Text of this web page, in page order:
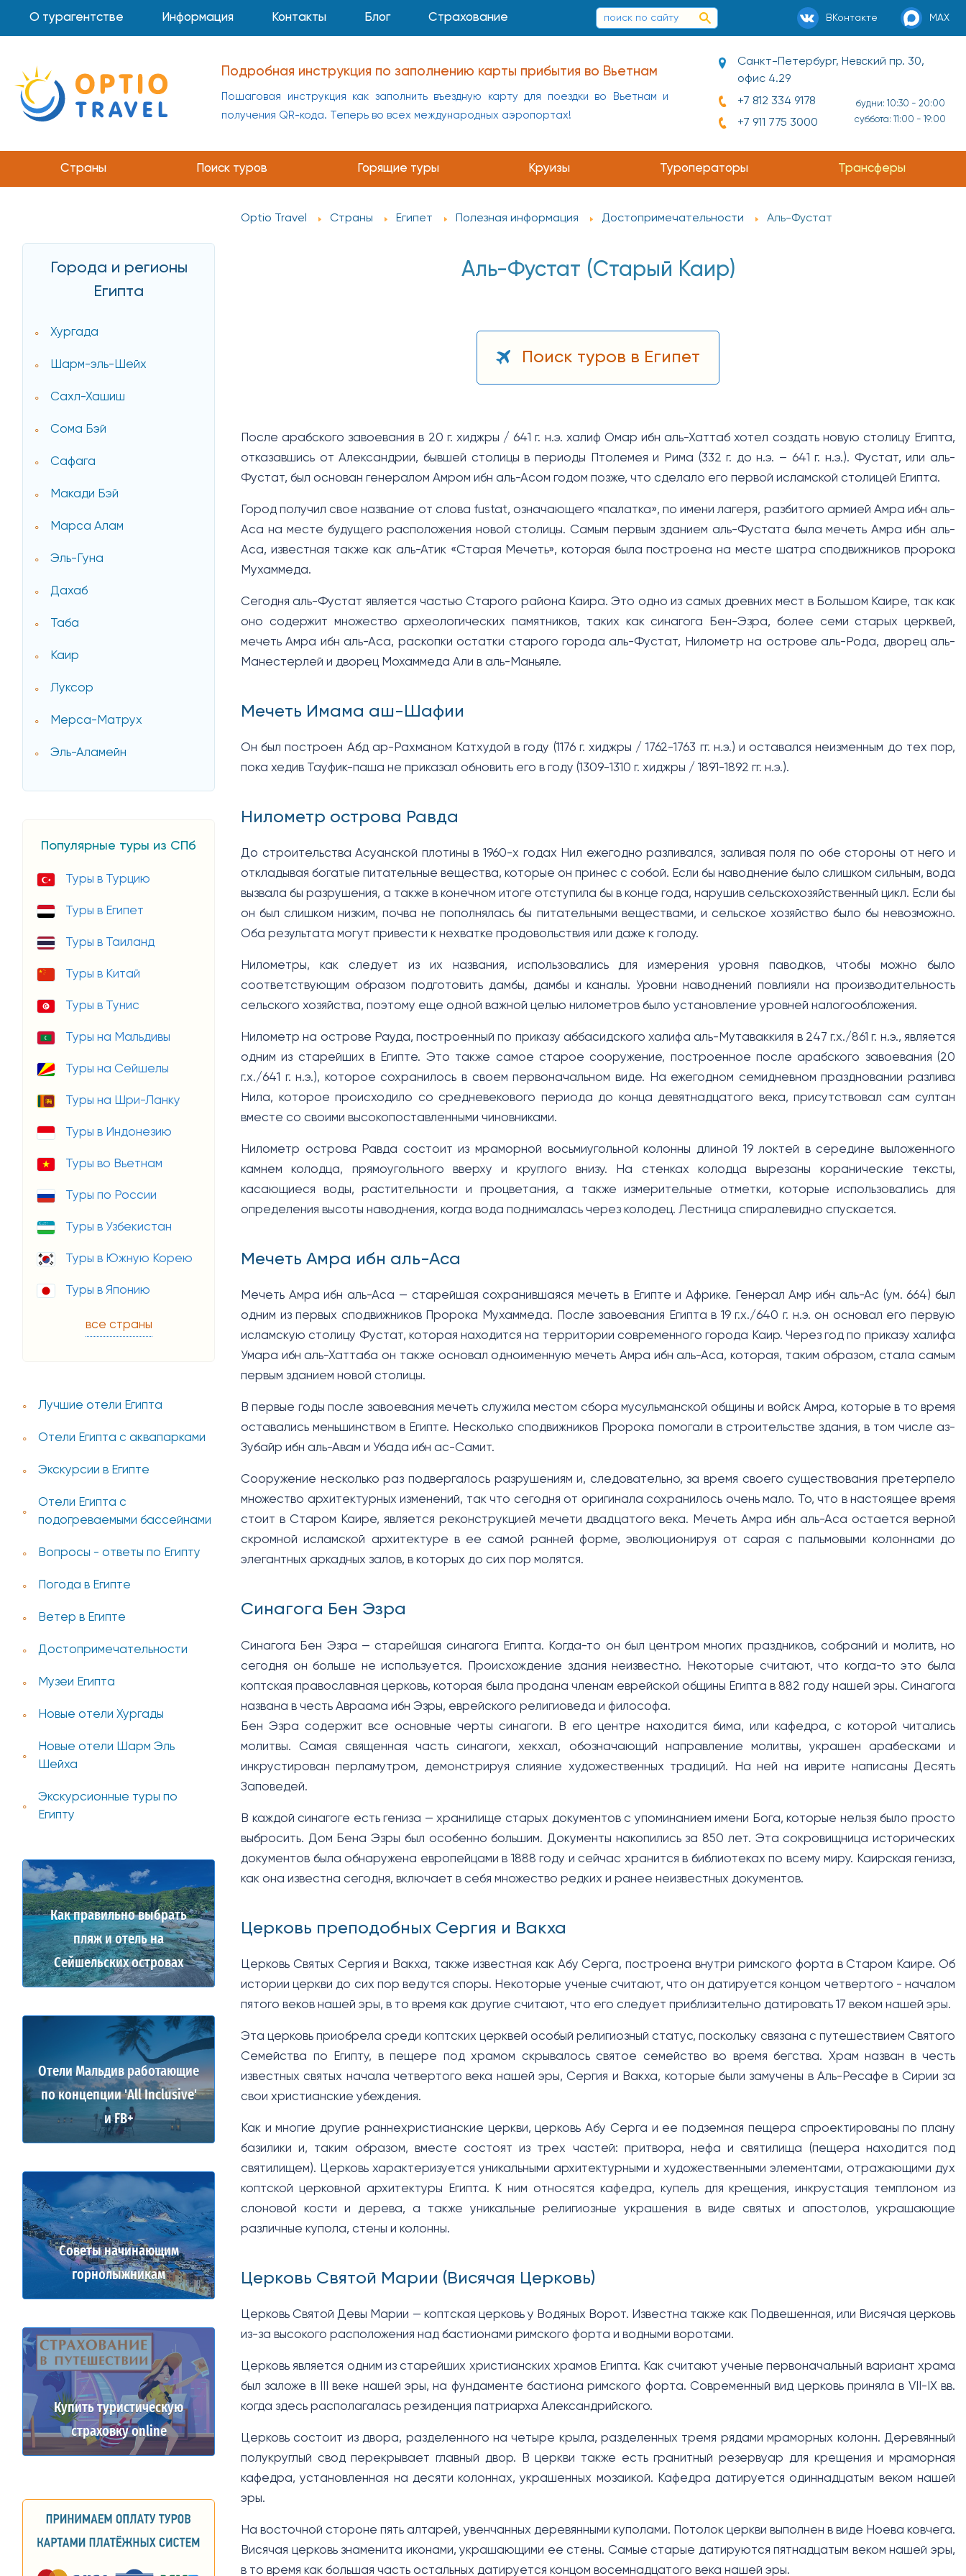
О турагентстве Информация Контакты Блог Страхование ВКонтакте MAX
Подробная инструкция по заполнению карты прибытия во Вьетнам
Пошаговая инструкция как заполнить въездную карту для поездки во Вьетнам и
получения QR-кода. Теперь во всех международных аэропортах!
Санкт-Петербург, Невский пр. 30,
офис 4.29
+7 812 334 9178
+7 911 775 3000
будни: 10:30 - 20:00
суббота: 11:00 - 19:00
Страны Поиск туров Горящие туры Круизы Туроператоры Трансферы
Города и регионы
Египта
Хургада
Шарм-эль-Шейх
Сахл-Хашиш
Сома Бэй
Сафага
Макади Бэй
Марса Алам
Эль-Гуна
Дахаб
Таба
Каир
Луксор
Мерса-Матрух
Эль-Аламейн
Популярные туры из СПб
Туры в Турцию
Туры в Египет
Туры в Таиланд
Туры в Китай
Туры в Тунис
Туры на Мальдивы
Туры на Сейшелы
Туры на Шри-Ланку
Туры в Индонезию
Туры во Вьетнам
Туры по России
Туры в Узбекистан
Туры в Южную Корею
Туры в Японию
все страны
Лучшие отели Египта
Отели Египта с аквапарками
Экскурсии в Египте
Отели Египта с
подогреваемыми бассейнами
Вопросы - ответы по Египту
Погода в Египте
Ветер в Египте
Достопримечательности
Музеи Египта
Новые отели Хургады
Новые отели Шарм Эль
Шейха
Экскурсионные туры по
Египту
Как правильно выбрать
пляж и отель на
Сейшельских островах
Отели Мальдив работающие
по концепции 'All Inclusive'
и FB+
Советы начинающим
горнолыжникам
Купить туристическую
страховку online
Optio Travel Страны Египет Полезная информация Достопримечательности Аль-Фустат
Аль-Фустат (Старый Каир)
Поиск туров в Египет
После арабского завоевания в 20 г. хиджры / 641 г. н.э. халиф Омар ибн аль-Хаттаб хотел создать новую столицу Египта,
отказавшись от Александрии, бывшей столицы в периоды Птолемея и Рима (332 г. до н.э. – 641 г. н.э.). Фустат, или аль-
Фустат, был основан генералом Амром ибн аль-Асом годом позже, что сделало его первой исламской столицей Египта.
Город получил свое название от слова fustat, означающего «палатка», по имени лагеря, разбитого армией Амра ибн аль-
Аса на месте будущего расположения новой столицы. Самым первым зданием аль-Фустата была мечеть Амра ибн аль-
Аса, известная также как аль-Атик «Старая Мечеть», которая была построена на месте шатра сподвижников пророка
Мухаммеда.
Сегодня аль-Фустат является частью Старого района Каира. Это одно из самых древних мест в Большом Каире, так как
оно содержит множество археологических памятников, таких как синагога Бен-Эзра, более семи старых церквей,
мечеть Амра ибн аль-Аса, раскопки остатки старого города аль-Фустат, Нилометр на острове аль-Рода, дворец аль-
Манестерлей и дворец Мохаммеда Али в аль-Маньяле.
Мечеть Имама аш-Шафии
Он был построен Абд ар-Рахманом Катхудой в году (1176 г. хиджры / 1762-1763 гг. н.э.) и оставался неизменным до тех пор,
пока хедив Тауфик-паша не приказал обновить его в году (1309-1310 г. хиджры / 1891-1892 гг. н.э.).
Нилометр острова Равда
До строительства Асуанской плотины в 1960-х годах Нил ежегодно разливался, заливая поля по обе стороны от него и
откладывая богатые питательные вещества, которые он принес с собой. Если бы наводнение было слишком сильным, вода
вызвала бы разрушения, а также в конечном итоге отступила бы в конце года, нарушив сельскохозяйственный цикл. Если бы
он был слишком низким, почва не пополнялась бы питательными веществами, и сельское хозяйство было бы невозможно.
Оба результата могут привести к нехватке продовольствия или даже к голоду.
Нилометры, как следует из их названия, использовались для измерения уровня паводков, чтобы можно было
соответствующим образом подготовить дамбы, дамбы и каналы. Уровни наводнений повлияли на производительность
сельского хозяйства, поэтому еще одной важной целью нилометров было установление уровней налогообложения.
Нилометр на острове Рауда, построенный по приказу аббасидского халифа аль-Мутаваккиля в 247 г.х./861 г. н.э., является
одним из старейших в Египте. Это также самое старое сооружение, построенное после арабского завоевания (20
г.х./641 г. н.э.), которое сохранилось в своем первоначальном виде. На ежегодном семидневном праздновании разлива
Нила, которое происходило со средневекового периода до конца девятнадцатого века, присутствовал сам султан
вместе со своими высокопоставленными чиновниками.
Нилометр острова Равда состоит из мраморной восьмиугольной колонны длиной 19 локтей в середине выложенного
камнем колодца, прямоугольного вверху и круглого внизу. На стенках колодца вырезаны коранические тексты,
касающиеся воды, растительности и процветания, а также измерительные отметки, которые использовались для
определения высоты наводнения, когда вода поднималась через колодец. Лестница спиралевидно спускается.
Мечеть Амра ибн аль-Аса
Мечеть Амра ибн аль-Аса — старейшая сохранившаяся мечеть в Египте и Африке. Генерал Амр ибн аль-Ас (ум. 664) был
одним из первых сподвижников Пророка Мухаммеда. После завоевания Египта в 19 г.х./640 г. н.э. он основал его первую
исламскую столицу Фустат, которая находится на территории современного города Каир. Через год по приказу халифа
Умара ибн аль-Хаттаба он также основал одноименную мечеть Амра ибн аль-Аса, которая, таким образом, стала самым
первым зданием новой столицы.
В первые годы после завоевания мечеть служила местом сбора мусульманской общины и войск Амра, которые в то время
оставались меньшинством в Египте. Несколько сподвижников Пророка помогали в строительстве здания, в том числе аз-
Зубайр ибн аль-Авам и Убада ибн ас-Самит.
Сооружение несколько раз подвергалось разрушениям и, следовательно, за время своего существования претерпело
множество архитектурных изменений, так что сегодня от оригинала сохранилось очень мало. То, что в настоящее время
стоит в Старом Каире, является реконструкцией мечети двадцатого века. Мечеть Амра ибн аль-Аса остается верной
скромной исламской архитектуре в ее самой ранней форме, эволюционируя от сарая с пальмовыми колоннами до
элегантных аркадных залов, в которых до сих пор молятся.
Синагога Бен Эзра
Синагога Бен Эзра — старейшая синагога Египта. Когда-то он был центром многих праздников, собраний и молитв, но
сегодня он больше не используется. Происхождение здания неизвестно. Некоторые считают, что когда-то это была
коптская православная церковь, которая была продана членам еврейской общины Египта в 882 году нашей эры. Синагога
названа в честь Авраама ибн Эзры, еврейского религиоведа и философа.
Бен Эзра содержит все основные черты синагоги. В его центре находится бима, или кафедра, с которой читались
молитвы. Самая священная часть синагоги, хекхал, обозначающий направление молитвы, украшен арабесками и
инкрустирован перламутром, демонстрируя слияние художественных традиций. На ней на иврите написаны Десять
Заповедей.
В каждой синагоге есть гениза — хранилище старых документов с упоминанием имени Бога, которые нельзя было просто
выбросить. Дом Бена Эзры был особенно большим. Документы накопились за 850 лет. Эта сокровищница исторических
документов была обнаружена европейцами в 1888 году и сейчас хранится в библиотеках по всему миру. Каирская гениза,
как она известна сегодня, включает в себя множество редких и ранее неизвестных документов.
Церковь преподобных Сергия и Вакха
Церковь Святых Сергия и Вакха, также известная как Абу Серга, построена внутри римского форта в Старом Каире. Об
истории церкви до сих пор ведутся споры. Некоторые ученые считают, что он датируется концом четвертого - началом
пятого веков нашей эры, в то время как другие считают, что его следует приблизительно датировать 17 веком нашей эры.
Эта церковь приобрела среди коптских церквей особый религиозный статус, поскольку связана с путешествием Святого
Семейства по Египту, в пещере под храмом скрывалось святое семейство во время бегства. Храм назван в честь
известных святых начала четвертого века нашей эры, Сергия и Вакха, которые были замучены в Аль-Ресафе в Сирии за
свои христианские убеждения.
Как и многие другие раннехристианские церкви, церковь Абу Серга и ее подземная пещера спроектированы по плану
базилики и, таким образом, вместе состоят из трех частей: притвора, нефа и святилища (пещера находится под
святилищем). Церковь характеризуется уникальными архитектурными и художественными элементами, отражающими дух
коптской церковной архитектуры Египта. К ним относятся кафедра, купель для крещения, инкрустация темплоном из
слоновой кости и дерева, а также уникальные религиозные украшения в виде святых и апостолов, украшающие
различные купола, стены и колонны.
Церковь Святой Марии (Висячая Церковь)
Церковь Святой Девы Марии — коптская церковь у Водяных Ворот. Известна также как Подвешенная, или Висячая церковь
из-за высокого расположения над бастионами римского форта и водными воротами.
Церковь является одним из старейших христианских храмов Египта. Как считают ученые первоначальный вариант храма
был заложе в III веке нашей эры, на фундаменте бастиона римского форта. Современный вид церковь приняла в VII-IX вв.
когда здесь располагалась резиденция патриарха Александрийского.
Церковь состоит из двора, разделенного на четыре крыла, разделенных тремя рядами мраморных колонн. Деревянный
полукруглый свод перекрывает главный двор. В церкви также есть гранитный резервуар для крещения и мраморная
кафедра, установленная на десяти колоннах, украшенных мозаикой. Кафедра датируется одиннадцатым веком нашей
эры.
На восточной стороне пять алтарей, увенчанных деревянными куполами. Потолок церкви выполнен в виде Ноева ковчега.
Висячая церковь знаменита иконами, украшающими ее стены. Самые старые датируются пятнадцатым веком нашей эры,
в то время как большая часть остальных датируется концом восемнадцатого века нашей эры.